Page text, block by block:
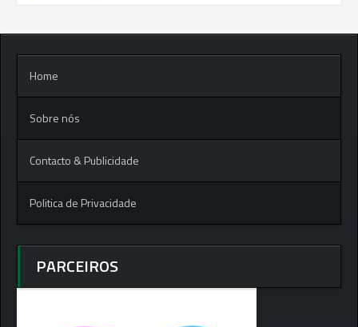
Home
Sobre nós
Contacto & Publicidade
Politica de Privacidade
PARCEIROS